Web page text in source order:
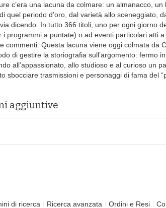
c’era una lacuna da colmare: un almanacco,
quel periodo d’oro, dal varietà allo sceneggiato,
dicendo. In tutto 366 titoli, uno per ogni giorno
i programmi a puntate) o ad eventi particolari atti
commenti. Questa lacuna viene oggi colmata da
di gestire la storiografia sull’argomento: fermo
all’appassionato, allo studioso e al curioso un
sbocciare trasmissioni e personaggi di fama del
aggiuntive
di ricerca Ricerca avanzata Ordini e Resi